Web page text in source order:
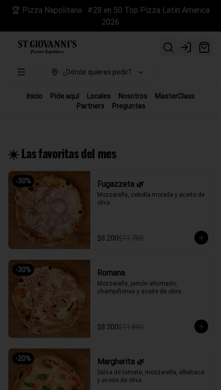
🏆 Pizza Napolitana · #28 en 50 Top Pizza Latin America
2026
Login
¿Dónde quieres pedir?
Inicio Pide aquí Locales Nosotros
MasterClass
Partners
Preguntas
☀️ Las favoritas del mes
-30% Fugazzeta 🌿
Mozzarella, cebolla morada y aceite de
oliva.
$8.200$11.700
-30% Romana
Mozzarella, jamón ahumado,
champiñones y aceite de oliva.
$8.300$11.800
-20% Margherita 🌿
Salsa de tomate, mozzarella, albahaca
y aceite de oliva.